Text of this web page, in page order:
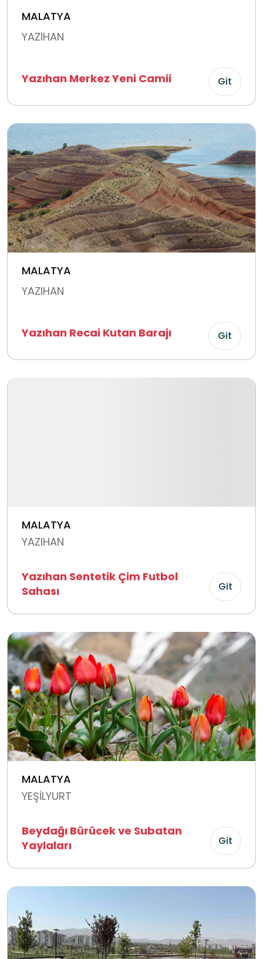
MALATYA
YAZIHAN
Yazıhan Merkez Yeni Camii Git
MALATYA
YAZIHAN
Yazıhan Recai Kutan Barajı Git
MALATYA
YAZIHAN
Yazıhan Sentetik Çim Futbol
Sahası
Git
MALATYA
YEŞİLYURT
Beydağı Bürücek ve Subatan
Yaylaları
Git